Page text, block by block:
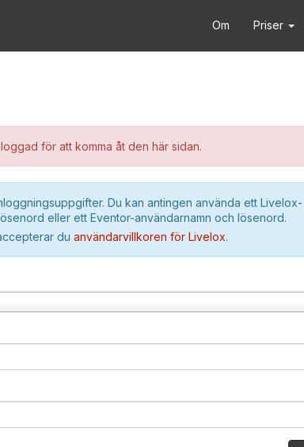
Om Priser
för att komma åt den här sidan.
Du kan antingen använda ett Livelox-
eller ett Eventor-användarnamn och lösenord.
du användarvillkoren för Livelox.